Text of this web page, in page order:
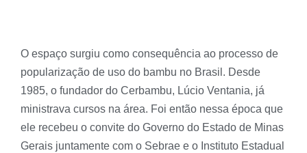
O espaço surgiu como consequência ao processo de
popularização de uso do bambu no Brasil. Desde
1985, o fundador do Cerbambu, Lúcio Ventania, já
ministrava cursos na área. Foi então nessa época que
ele recebeu o convite do Governo do Estado de Minas
Gerais juntamente com o Sebrae e o Instituto Estadual